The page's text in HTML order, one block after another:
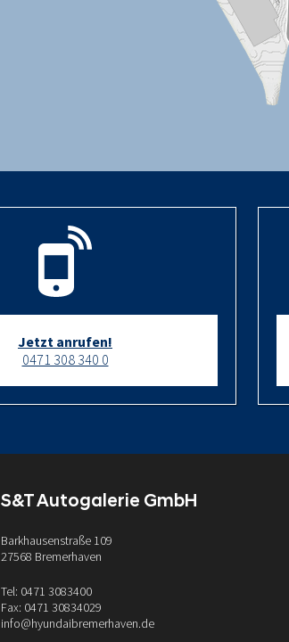
Jetzt anrufen!
0471 308 340 0
S&T Autogalerie GmbH
Barkhausenstraße 109
27568 Bremerhaven
Tel: 0471 3083400
Fax: 0471 30834029
info@hyundaibremerhaven.de